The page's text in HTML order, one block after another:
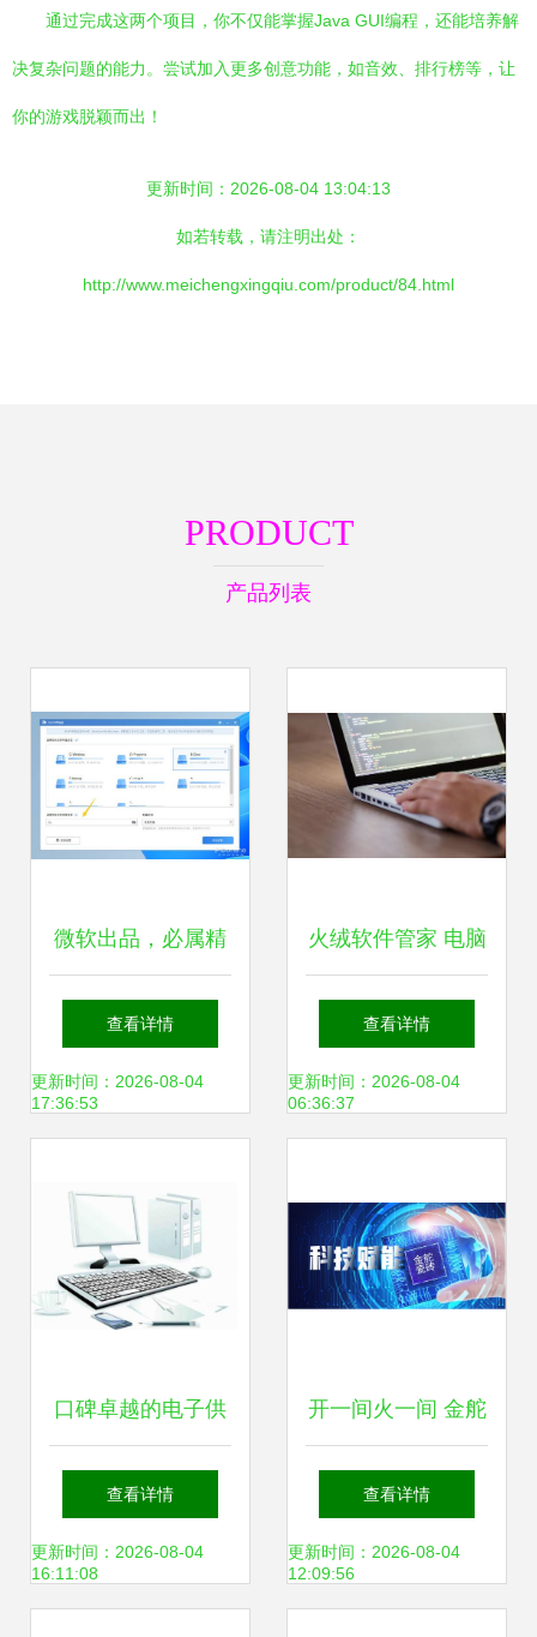
通过完成这两个项目，你不仅能掌握Java GUI编程，还能培养解
决复杂问题的能力。尝试加入更多创意功能，如音效、排行榜等，让
你的游戏脱颖而出！
更新时间：2026-08-04 13:04:13
如若转载，请注明出处：
http://www.meichengxingqiu.com/product/84.html
PRODUCT
产品列表
微软出品，必属精
品 几款逆天工具让
你效率翻倍
查看详情
更新时间：2026-08-04
17:36:53
火绒软件管家 电脑
软件管理的最佳选
择——一个学长的
查看详情
更新时间：2026-08-04
06:36:37
口碑卓越的电子供
应商如何在计算机
软件咨询领域引领
查看详情
更新时间：2026-08-04
16:11:08
开一间火一间 金舵
又有2间新店盛装
起航，打造全链路
查看详情
更新时间：2026-08-04
12:09:56